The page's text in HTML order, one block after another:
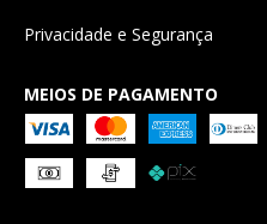
Privacidade e Segurança
MEIOS DE PAGAMENTO